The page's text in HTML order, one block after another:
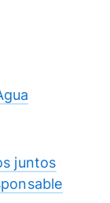
juntos